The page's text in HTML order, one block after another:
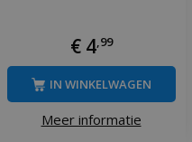
€ 4,99
Meer informatie
IN WINKELWAGEN